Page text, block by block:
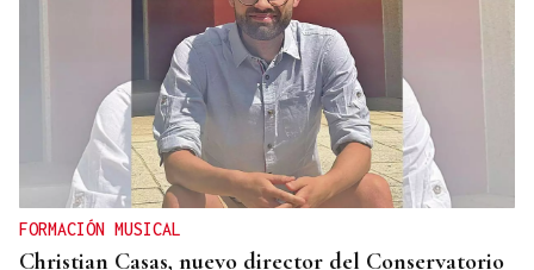
FORMACIÓN MUSICAL
Christian Casas, nuevo director del Conservatorio